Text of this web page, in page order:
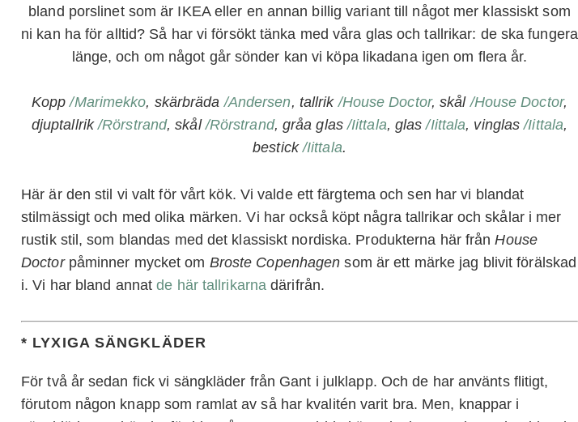
bland porslinet som är IKEA eller en annan billig variant till något mer klassiskt som
ni kan ha för alltid? Så har vi försökt tänka med våra glas och tallrikar: de ska fungera
länge, och om något går sönder kan vi köpa likadana igen om flera år.
Kopp/Marimekko, skärbräda/Andersen, tallrik/House Doctor, skål/House Doctor,
djuptallrik/Rörstrand, skål/Rörstrand, gråa glas/Iittala, glas/Iittala, vinglas/Iittala,
bestick/Iittala.
Här är den stil vi valt för vårt kök. Vi valde ett färgtema och sen har vi blandat
stilmässigt och med olika märken. Vi har också köpt några tallrikar och skålar i mer
rustik stil, som blandas med det klassiskt nordiska. Produkterna här frånHouse
Doctorpåminner mycket om Broste Copenhagen som är ett märke jag blivit förälskad
i. Vi har bland annatde här tallrikarna därifrån.
* LYXIGA SÄNGKLÄDER
För två år sedan fick vi sängkläder från Gant i julklapp. Och de har använts flitigt,
förutom någon knapp som ramlat av så har kvalitén varit bra. Men, knappar i